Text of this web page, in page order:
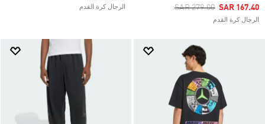
Price Reduced From
SAR 279.00ToSAR 167.40
الرجال كرة القدم
الرجال كرة القدم